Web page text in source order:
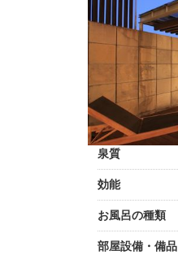
泉質
効能
お風呂の種類
部屋設備・備品